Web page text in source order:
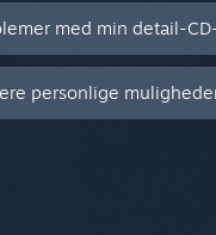
med min detail-
personlige